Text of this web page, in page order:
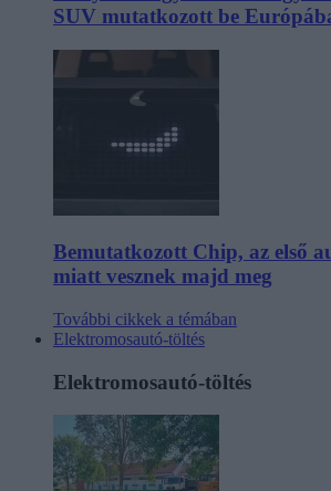
SUV mutatkozott be
Bemutatkozott Chip, az első
miatt vesznek majd meg
További cikkek a témában
Elektromosautó-töltés
Elektromosautó-töltés